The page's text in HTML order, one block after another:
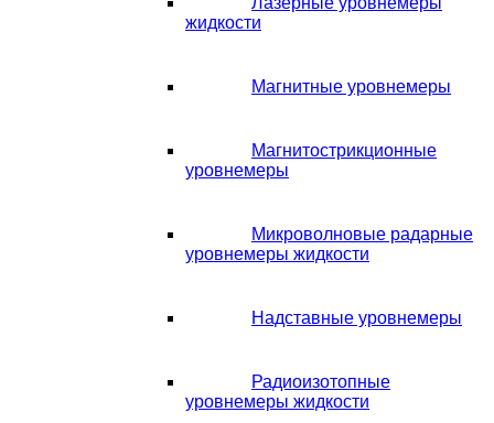
жидкости
Магнитные уровнемеры
Магнитострикционные
уровнемеры
Микроволновые радарные
уровнемеры жидкости
Надставные уровнемеры
Радиоизотопные
уровнемеры жидкости